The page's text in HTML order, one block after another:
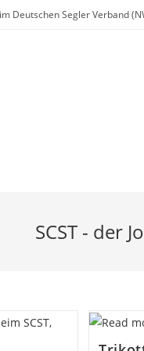
Deutschen Segler Verband
SCST - der